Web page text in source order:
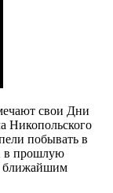
свои Дни
Никопольского
побывать в
в прошлую
ближайшим